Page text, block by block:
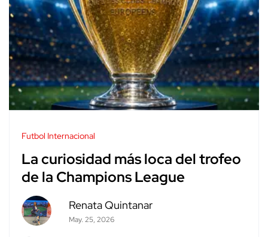
Futbol Internacional
La curiosidad más loca del trofeo
de la Champions League
Renata Quintanar
May. 25, 2026